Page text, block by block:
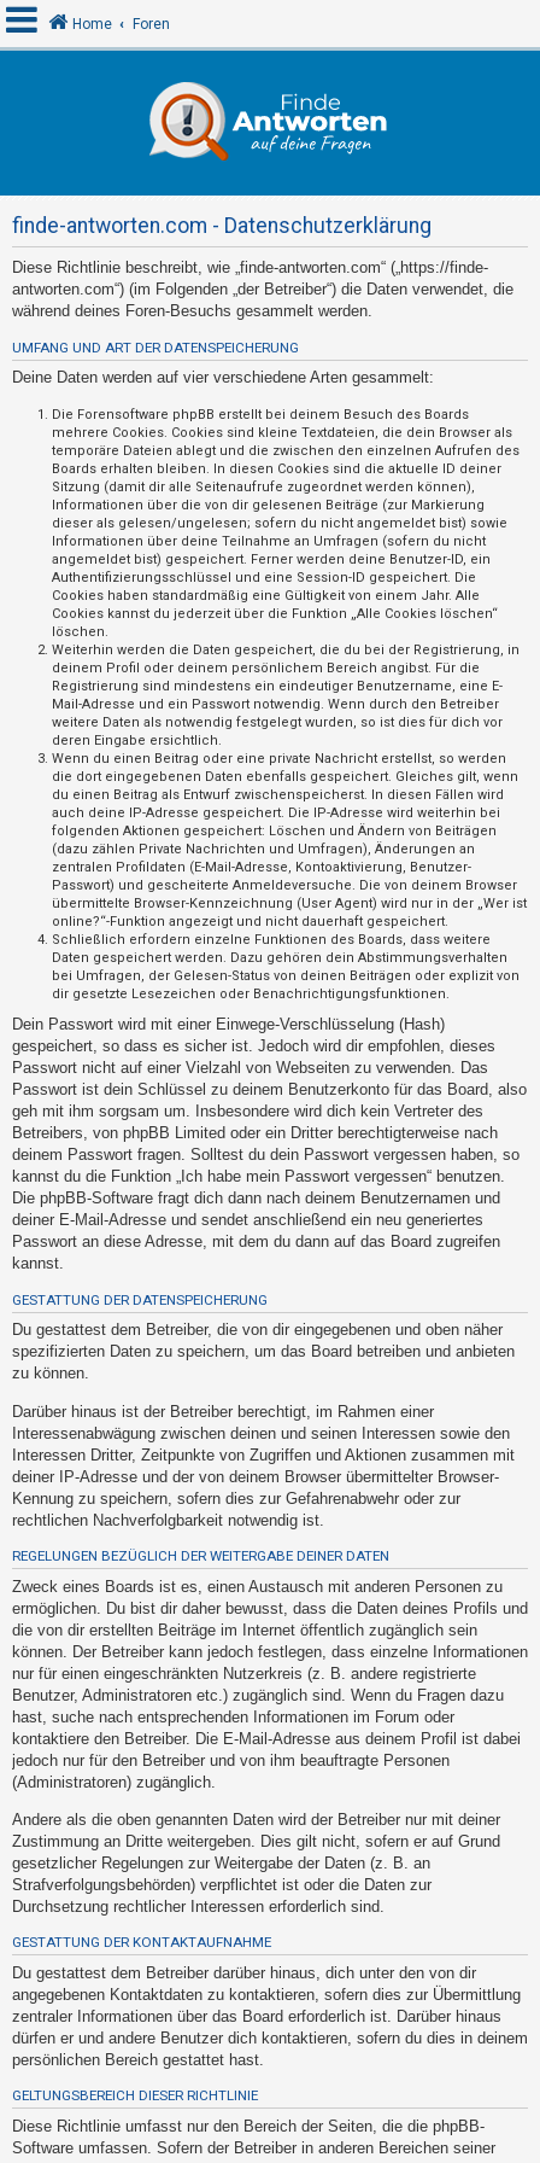
e
l
d
e
w
o
r
t
e
t
e
T
h
e
m
e
n
A
k
t
i
v
e
T
h
e
m
e
n
S
u
c
e
F
A
Q
Home Foren
finde-antworten.com - Datenschutzerklärung
Diese Richtlinie beschreibt, wie „finde-antworten.com“ („https://finde-
antworten.com“) (im Folgenden „der Betreiber“) die Daten verwendet, die
während deines Foren-Besuchs gesammelt werden.
UMFANG UND ART DER DATENSPEICHERUNG
Deine Daten werden auf vier verschiedene Arten gesammelt:
Die Forensoftware phpBB erstellt bei deinem Besuch des Boards
mehrere Cookies. Cookies sind kleine Textdateien, die dein Browser als
temporäre Dateien ablegt und die zwischen den einzelnen Aufrufen des
Boards erhalten bleiben. In diesen Cookies sind die aktuelle ID deiner
Sitzung (damit dir alle Seitenaufrufe zugeordnet werden können),
Informationen über die von dir gelesenen Beiträge (zur Markierung
dieser als gelesen/ungelesen; sofern du nicht angemeldet bist) sowie
Informationen über deine Teilnahme an Umfragen (sofern du nicht
angemeldet bist) gespeichert. Ferner werden deine Benutzer-ID, ein
Authentifizierungsschlüssel und eine Session-ID gespeichert. Die
Cookies haben standardmäßig eine Gültigkeit von einem Jahr. Alle
Cookies kannst du jederzeit über die Funktion „Alle Cookies löschen“
löschen.
Weiterhin werden die Daten gespeichert, die du bei der Registrierung, in
deinem Profil oder deinem persönlichem Bereich angibst. Für die
Registrierung sind mindestens ein eindeutiger Benutzername, eine E-
Mail-Adresse und ein Passwort notwendig. Wenn durch den Betreiber
weitere Daten als notwendig festgelegt wurden, so ist dies für dich vor
deren Eingabe ersichtlich.
Wenn du einen Beitrag oder eine private Nachricht erstellst, so werden
die dort eingegebenen Daten ebenfalls gespeichert. Gleiches gilt, wenn
du einen Beitrag als Entwurf zwischenspeicherst. In diesen Fällen wird
auch deine IP-Adresse gespeichert. Die IP-Adresse wird weiterhin bei
folgenden Aktionen gespeichert: Löschen und Ändern von Beiträgen
(dazu zählen Private Nachrichten und Umfragen), Änderungen an
zentralen Profildaten (E-Mail-Adresse, Kontoaktivierung, Benutzer-
Passwort) und gescheiterte Anmeldeversuche. Die von deinem Browser
übermittelte Browser-Kennzeichnung (User Agent) wird nur in der „Wer ist
online?“-Funktion angezeigt und nicht dauerhaft gespeichert.
Schließlich erfordern einzelne Funktionen des Boards, dass weitere
Daten gespeichert werden. Dazu gehören dein Abstimmungsverhalten
bei Umfragen, der Gelesen-Status von deinen Beiträgen oder explizit von
dir gesetzte Lesezeichen oder Benachrichtigungsfunktionen.
Dein Passwort wird mit einer Einwege-Verschlüsselung (Hash)
gespeichert, so dass es sicher ist. Jedoch wird dir empfohlen, dieses
Passwort nicht auf einer Vielzahl von Webseiten zu verwenden. Das
Passwort ist dein Schlüssel zu deinem Benutzerkonto für das Board, also
geh mit ihm sorgsam um. Insbesondere wird dich kein Vertreter des
Betreibers, von phpBB Limited oder ein Dritter berechtigterweise nach
deinem Passwort fragen. Solltest du dein Passwort vergessen haben, so
kannst du die Funktion „Ich habe mein Passwort vergessen“ benutzen.
Die phpBB-Software fragt dich dann nach deinem Benutzernamen und
deiner E-Mail-Adresse und sendet anschließend ein neu generiertes
Passwort an diese Adresse, mit dem du dann auf das Board zugreifen
kannst.
GESTATTUNG DER DATENSPEICHERUNG
Du gestattest dem Betreiber, die von dir eingegebenen und oben näher
spezifizierten Daten zu speichern, um das Board betreiben und anbieten
zu können.
Darüber hinaus ist der Betreiber berechtigt, im Rahmen einer
Interessenabwägung zwischen deinen und seinen Interessen sowie den
Interessen Dritter, Zeitpunkte von Zugriffen und Aktionen zusammen mit
deiner IP-Adresse und der von deinem Browser übermittelter Browser-
Kennung zu speichern, sofern dies zur Gefahrenabwehr oder zur
rechtlichen Nachverfolgbarkeit notwendig ist.
REGELUNGEN BEZÜGLICH DER WEITERGABE DEINER DATEN
Zweck eines Boards ist es, einen Austausch mit anderen Personen zu
ermöglichen. Du bist dir daher bewusst, dass die Daten deines Profils und
die von dir erstellten Beiträge im Internet öffentlich zugänglich sein
können. Der Betreiber kann jedoch festlegen, dass einzelne Informationen
nur für einen eingeschränkten Nutzerkreis (z. B. andere registrierte
Benutzer, Administratoren etc.) zugänglich sind. Wenn du Fragen dazu
hast, suche nach entsprechenden Informationen im Forum oder
kontaktiere den Betreiber. Die E-Mail-Adresse aus deinem Profil ist dabei
jedoch nur für den Betreiber und von ihm beauftragte Personen
(Administratoren) zugänglich.
Andere als die oben genannten Daten wird der Betreiber nur mit deiner
Zustimmung an Dritte weitergeben. Dies gilt nicht, sofern er auf Grund
gesetzlicher Regelungen zur Weitergabe der Daten (z. B. an
Strafverfolgungsbehörden) verpflichtet ist oder die Daten zur
Durchsetzung rechtlicher Interessen erforderlich sind.
GESTATTUNG DER KONTAKTAUFNAHME
Du gestattest dem Betreiber darüber hinaus, dich unter den von dir
angegebenen Kontaktdaten zu kontaktieren, sofern dies zur Übermittlung
zentraler Informationen über das Board erforderlich ist. Darüber hinaus
dürfen er und andere Benutzer dich kontaktieren, sofern du dies in deinem
persönlichen Bereich gestattet hast.
GELTUNGSBEREICH DIESER RICHTLINIE
Diese Richtlinie umfasst nur den Bereich der Seiten, die die phpBB-
Software umfassen. Sofern der Betreiber in anderen Bereichen seiner